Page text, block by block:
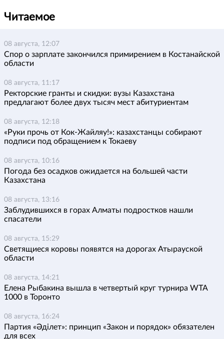
Читаемое
08 августа, 12:07
Спор о зарплате закончился примирением в Костанайской
области
08 августа, 11:17
Ректорские гранты и скидки: вузы Казахстана
предлагают более двух тысяч мест абитуриентам
08 августа, 12:18
«Руки прочь от Кок-Жайляу!»: казахстанцы собирают
подписи под обращением к Токаеву
08 августа, 10:16
Погода без осадков ожидается на большей части
Казахстана
08 августа, 13:16
Заблудившихся в горах Алматы подростков нашли
спасатели
08 августа, 15:29
Светящиеся коровы появятся на дорогах Атырауской
области
08 августа, 14:21
Елена Рыбакина вышла в четвертый круг турнира WTA
1000 в Торонто
08 августа, 16:24
Партия «Әділет»: принцип «Закон и порядок» обязателен
для всех